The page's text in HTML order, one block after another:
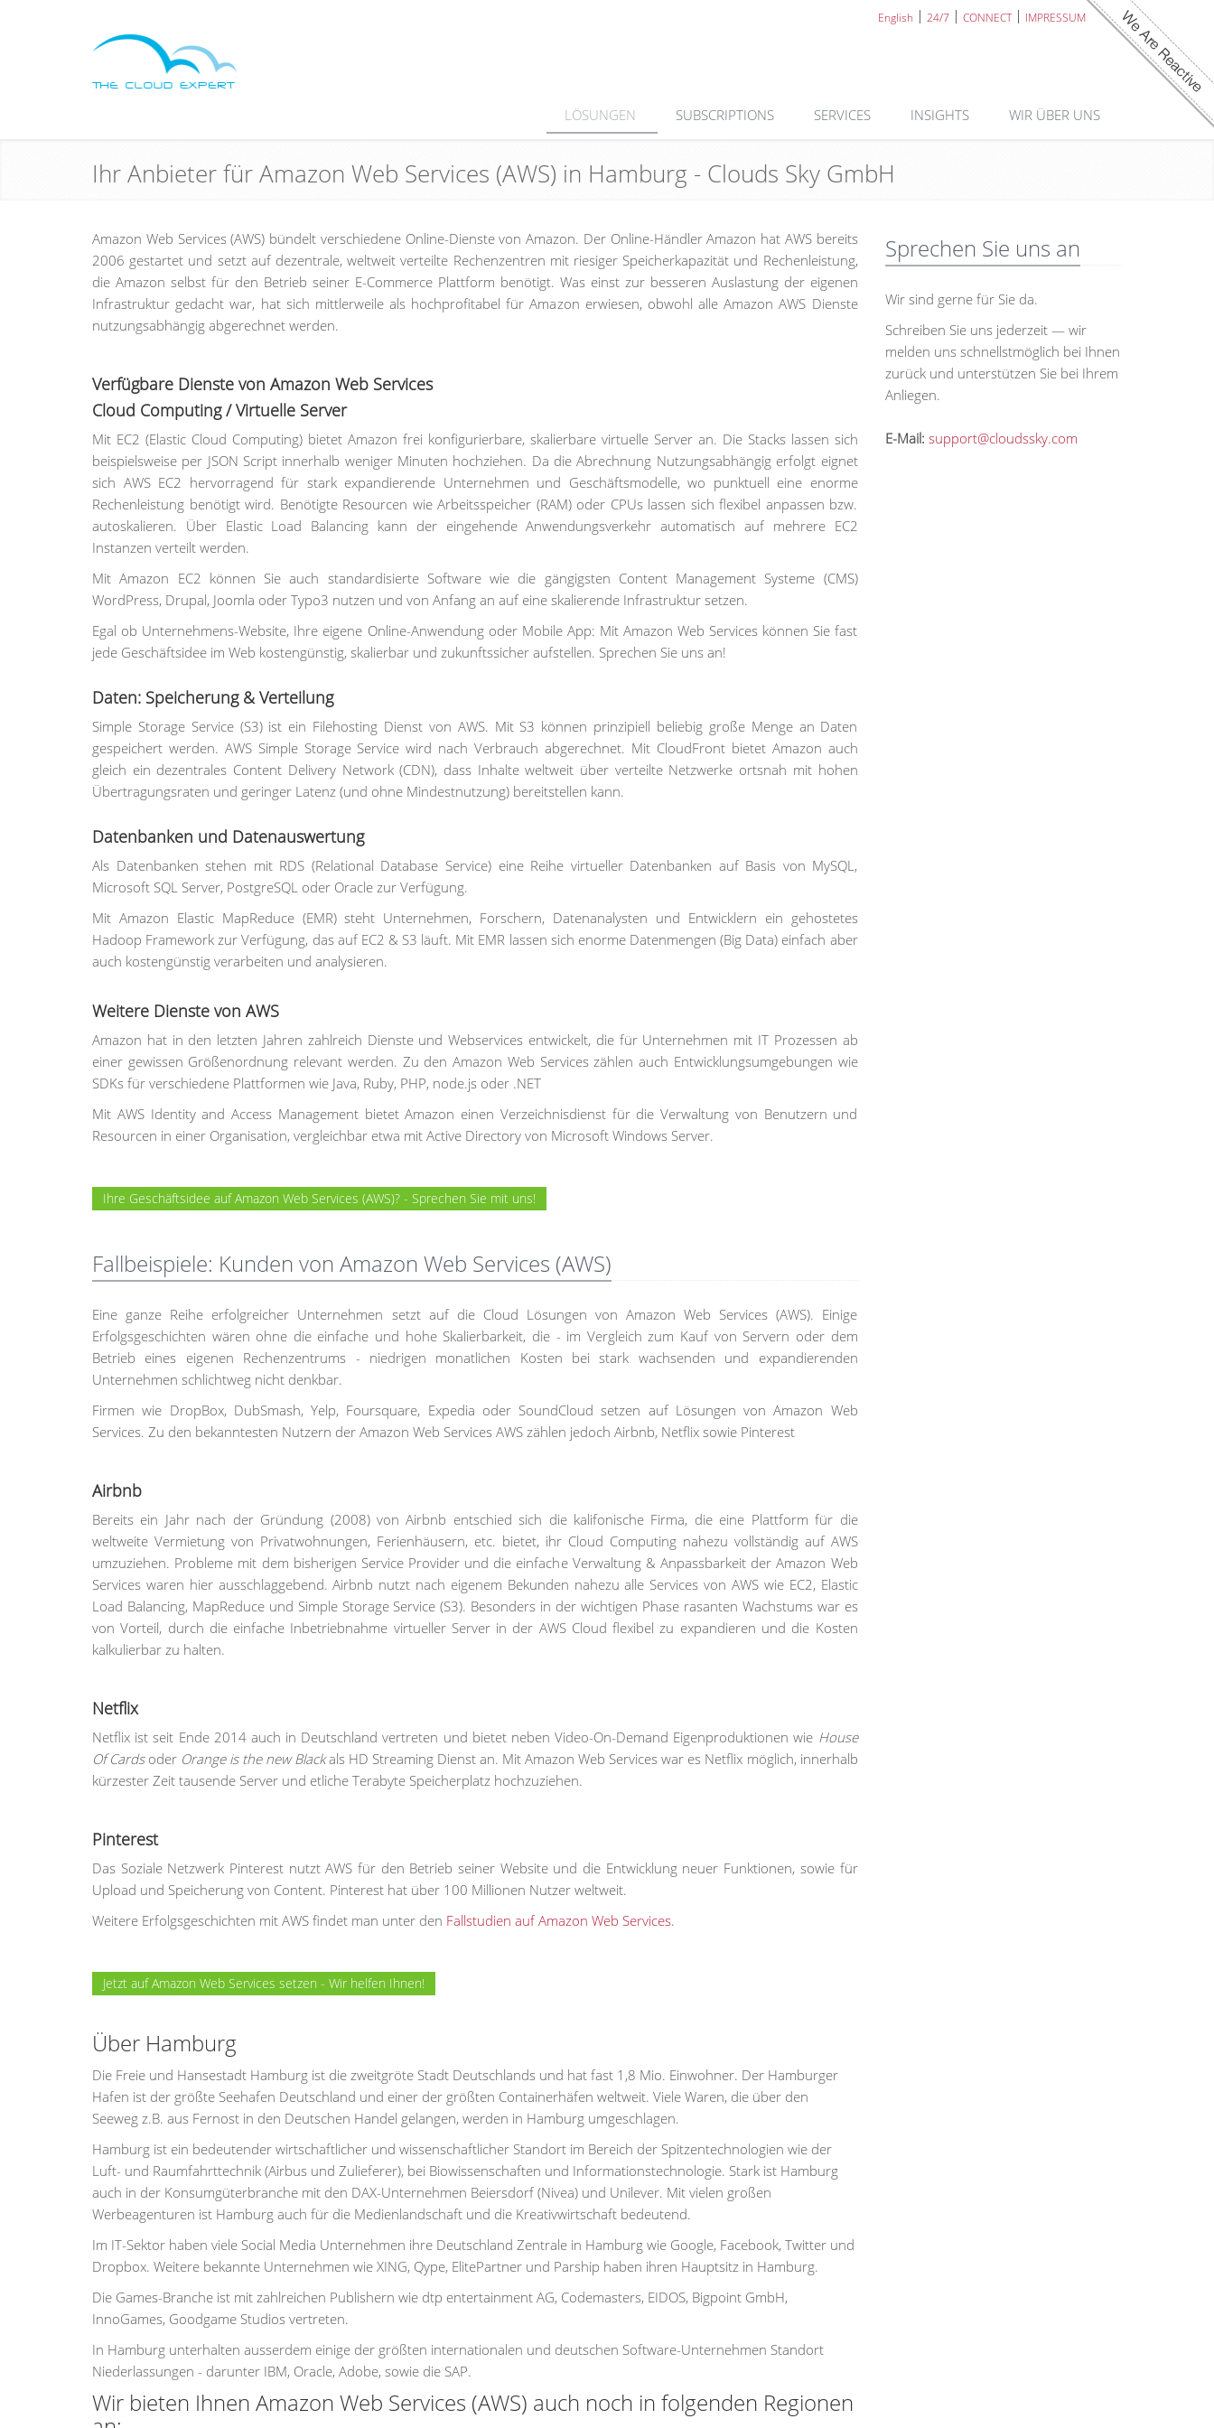
English 24/7 CONNECT IMPRESSUM
LÖSUNGEN SUBSCRIPTIONS SERVICES INSIGHTS WIR ÜBER UNS
Ihr Anbieter für Amazon Web Services (AWS) in Hamburg - Clouds Sky GmbH
Amazon Web Services (AWS) bündelt verschiedene Online-Dienste von Amazon. Der Online-Händler Amazon hat AWS bereits
2006 gestartet und setzt auf dezentrale, weltweit verteilte Rechenzentren mit riesiger Speicherkapazität und Rechenleistung,
die Amazon selbst für den Betrieb seiner E-Commerce Plattform benötigt. Was einst zur besseren Auslastung der eigenen
Infrastruktur gedacht war, hat sich mittlerweile als hochprofitabel für Amazon erwiesen, obwohl alle Amazon AWS Dienste
nutzungsabhängig abgerechnet werden.
Verfügbare Dienste von Amazon Web Services
Cloud Computing / Virtuelle Server
Mit EC2 (Elastic Cloud Computing) bietet Amazon frei konfigurierbare, skalierbare virtuelle Server an. Die Stacks lassen sich
beispielsweise per JSON Script innerhalb weniger Minuten hochziehen. Da die Abrechnung Nutzungsabhängig erfolgt eignet
sich AWS EC2 hervorragend für stark expandierende Unternehmen und Geschäftsmodelle, wo punktuell eine enorme
Rechenleistung benötigt wird. Benötigte Resourcen wie Arbeitsspeicher (RAM) oder CPUs lassen sich flexibel anpassen bzw.
autoskalieren. Über Elastic Load Balancing kann der eingehende Anwendungsverkehr automatisch auf mehrere EC2
Instanzen verteilt werden.
Mit Amazon EC2 können Sie auch standardisierte Software wie die gängigsten Content Management Systeme (CMS)
WordPress, Drupal, Joomla oder Typo3 nutzen und von Anfang an auf eine skalierende Infrastruktur setzen.
Egal ob Unternehmens-Website, Ihre eigene Online-Anwendung oder Mobile App: Mit Amazon Web Services können Sie fast
jede Geschäftsidee im Web kostengünstig, skalierbar und zukunftssicher aufstellen. Sprechen Sie uns an!
Daten: Speicherung & Verteilung
Simple Storage Service (S3) ist ein Filehosting Dienst von AWS. Mit S3 können prinzipiell beliebig große Menge an Daten
gespeichert werden. AWS Simple Storage Service wird nach Verbrauch abgerechnet. Mit CloudFront bietet Amazon auch
gleich ein dezentrales Content Delivery Network (CDN), dass Inhalte weltweit über verteilte Netzwerke ortsnah mit hohen
Übertragungsraten und geringer Latenz (und ohne Mindestnutzung) bereitstellen kann.
Datenbanken und Datenauswertung
Als Datenbanken stehen mit RDS (Relational Database Service) eine Reihe virtueller Datenbanken auf Basis von MySQL,
Microsoft SQL Server, PostgreSQL oder Oracle zur Verfügung.
Mit Amazon Elastic MapReduce (EMR) steht Unternehmen, Forschern, Datenanalysten und Entwicklern ein gehostetes
Hadoop Framework zur Verfügung, das auf EC2 & S3 läuft. Mit EMR lassen sich enorme Datenmengen (Big Data) einfach aber
auch kostengünstig verarbeiten und analysieren.
Weitere Dienste von AWS
Amazon hat in den letzten Jahren zahlreich Dienste und Webservices entwickelt, die für Unternehmen mit IT Prozessen ab
einer gewissen Größenordnung relevant werden. Zu den Amazon Web Services zählen auch Entwicklungsumgebungen wie
SDKs für verschiedene Plattformen wie Java, Ruby, PHP, node.js oder .NET
Mit AWS Identity and Access Management bietet Amazon einen Verzeichnisdienst für die Verwaltung von Benutzern und
Resourcen in einer Organisation, vergleichbar etwa mit Active Directory von Microsoft Windows Server.
Ihre Geschäftsidee auf Amazon Web Services (AWS)? - Sprechen Sie mit uns!
Fallbeispiele: Kunden von Amazon Web Services (AWS)
Eine ganze Reihe erfolgreicher Unternehmen setzt auf die Cloud Lösungen von Amazon Web Services (AWS). Einige
Erfolgsgeschichten wären ohne die einfache und hohe Skalierbarkeit, die - im Vergleich zum Kauf von Servern oder dem
Betrieb eines eigenen Rechenzentrums - niedrigen monatlichen Kosten bei stark wachsenden und expandierenden
Unternehmen schlichtweg nicht denkbar.
Firmen wie DropBox, DubSmash, Yelp, Foursquare, Expedia oder SoundCloud setzen auf Lösungen von Amazon Web
Services. Zu den bekanntesten Nutzern der Amazon Web Services AWS zählen jedoch Airbnb, Netflix sowie Pinterest
Airbnb
Bereits ein Jahr nach der Gründung (2008) von Airbnb entschied sich die kalifonische Firma, die eine Plattform für die
weltweite Vermietung von Privatwohnungen, Ferienhäusern, etc. bietet, ihr Cloud Computing nahezu vollständig auf AWS
umzuziehen. Probleme mit dem bisherigen Service Provider und die einfache Verwaltung & Anpassbarkeit der Amazon Web
Services waren hier ausschlaggebend. Airbnb nutzt nach eigenem Bekunden nahezu alle Services von AWS wie EC2, Elastic
Load Balancing, MapReduce und Simple Storage Service (S3). Besonders in der wichtigen Phase rasanten Wachstums war es
von Vorteil, durch die einfache Inbetriebnahme virtueller Server in der AWS Cloud flexibel zu expandieren und die Kosten
kalkulierbar zu halten.
Netflix
Netflix ist seit Ende 2014 auch in Deutschland vertreten und bietet neben Video-On-Demand Eigenproduktionen wie House
Of Cardsoder Orange is the new Blackals HD Streaming Dienst an. Mit Amazon Web Services war es Netflix möglich, innerhalb
kürzester Zeit tausende Server und etliche Terabyte Speicherplatz hochzuziehen.
Pinterest
Das Soziale Netzwerk Pinterest nutzt AWS für den Betrieb seiner Website und die Entwicklung neuer Funktionen, sowie für
Upload und Speicherung von Content. Pinterest hat über 100 Millionen Nutzer weltweit.
Weitere Erfolgsgeschichten mit AWS findet man unter den Fallstudien auf Amazon Web Services.
Jetzt auf Amazon Web Services setzen - Wir helfen Ihnen!
Über Hamburg
Die Freie und Hansestadt Hamburg ist die zweitgröte Stadt Deutschlands und hat fast 1,8 Mio. Einwohner. Der Hamburger
Hafen ist der größte Seehafen Deutschland und einer der größten Containerhäfen weltweit. Viele Waren, die über den
Seeweg z.B. aus Fernost in den Deutschen Handel gelangen, werden in Hamburg umgeschlagen.
Hamburg ist ein bedeutender wirtschaftlicher und wissenschaftlicher Standort im Bereich der Spitzentechnologien wie der
Luft- und Raumfahrttechnik (Airbus und Zulieferer), bei Biowissenschaften und Informationstechnologie. Stark ist Hamburg
auch in der Konsumgüterbranche mit den DAX-Unternehmen Beiersdorf (Nivea) und Unilever. Mit vielen großen
Werbeagenturen ist Hamburg auch für die Medienlandschaft und die Kreativwirtschaft bedeutend.
Im IT-Sektor haben viele Social Media Unternehmen ihre Deutschland Zentrale in Hamburg wie Google, Facebook, Twitter und
Dropbox. Weitere bekannte Unternehmen wie XING, Qype, ElitePartner und Parship haben ihren Hauptsitz in Hamburg.
Die Games-Branche ist mit zahlreichen Publishern wie dtp entertainment AG, Codemasters, EIDOS, Bigpoint GmbH,
InnoGames, Goodgame Studios vertreten.
In Hamburg unterhalten ausserdem einige der größten internationalen und deutschen Software-Unternehmen Standort
Niederlassungen - darunter IBM, Oracle, Adobe, sowie die SAP.
Wir bieten Ihnen Amazon Web Services (AWS) auch noch in folgenden Regionen
Sprechen Sie uns an
Wir sind gerne für Sie da.
Schreiben Sie uns jederzeit — wir
melden uns schnellstmöglich bei Ihnen
zurück und unterstützen Sie bei Ihrem
Anliegen.
E-Mail: support@cloudssky.com